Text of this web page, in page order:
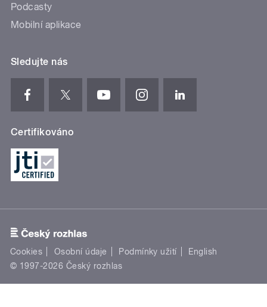
Podcasty
Mobilní aplikace
Sledujte nás
Certifikováno
Cookies Osobní údaje Podmínky užití
English
© 1997-2026 Český rozhlas